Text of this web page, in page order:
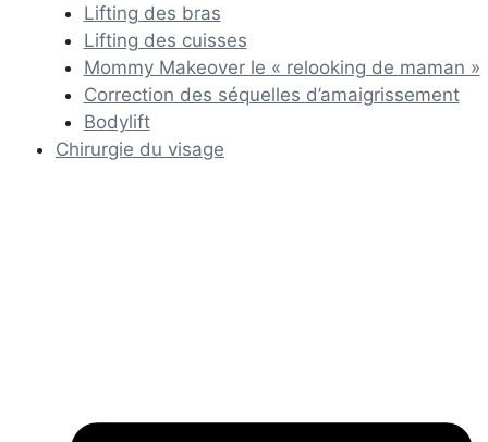
Lifting des bras
Lifting des cuisses
Mommy Makeover le « relooking de maman »
Correction des séquelles d’amaigrissement
Bodylift
Chirurgie du visage